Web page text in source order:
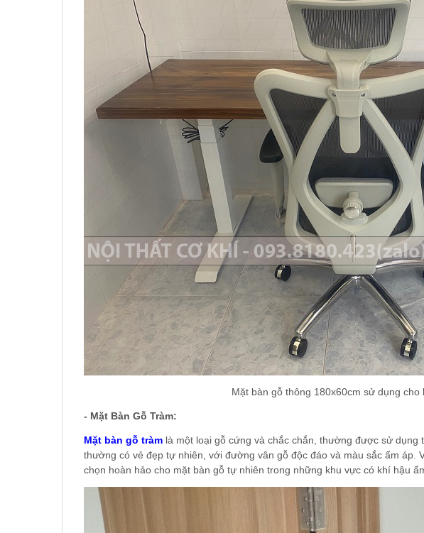
Mặt bàn gỗ thông 180x60cm sử dụng cho
- Mặt Bàn Gỗ Tràm:
Mặt bàn gỗ tràm là một loại gỗ cứng và chắc chắn, thường được sử
thường có vẻ đẹp tự nhiên, với đường vân gỗ độc đáo và màu sắc ấm áp.
chọn hoàn hảo cho mặt bàn gỗ tự nhiên trong những khu vực có khí hậu